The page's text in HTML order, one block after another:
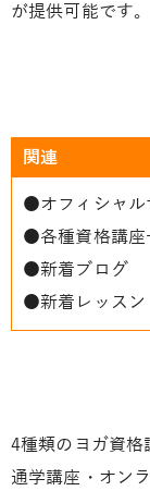
が提供可能です。
関連
●オフィシャル
●各種資格講座
●新着ブログ
●新着レッスン
4種類のヨガ資格
通学講座・オン